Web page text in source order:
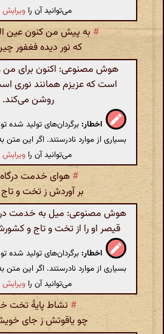
می‌توانید آن را ویرایش
# به پیش من کنون عین
که نور دیده فغفور
هوش مصنوعی: اکنون برای
است که عزیزم همانند نوری
روشن می‌کند.
اخطار: برگردان‌های تولید
بسیاری از موارد نادرستند. اگر این
می‌توانید آن را ویرایش
# هوای خدمت
بر آوردش ز تخت و
هوش مصنوعی: میل به خدمت در
قیصر او را از تخت و تاج و
اخطار: برگردان‌های تولید
بسیاری از موارد نادرستند. اگر این
می‌توانید آن را ویرایش
# نشاط پایهٔ تخت
چو یاقوتش ز جای